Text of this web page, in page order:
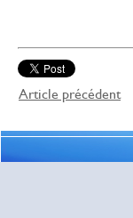
Article précédent